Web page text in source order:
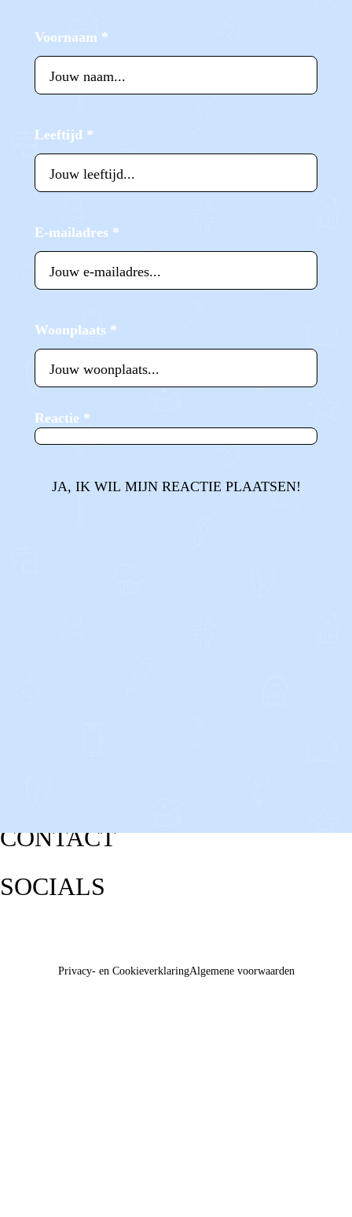
Voornaam *
Leeftijd *
E-mailadres *
Woonplaats *
Reactie *
JA, IK WIL MIJN REACTIE PLAATSEN!
CONTACT
SOCIALS
Privacy- en CookieverklaringAlgemene voorwaarden